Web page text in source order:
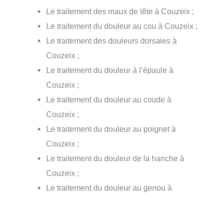
Le traitement des maux de tête à Couzeix ;
Le traitement du douleur au cou à Couzeix ;
Le traitement des douleurs dorsales à
Couzeix ;
Le traitement du douleur à l’épaule à
Couzeix ;
Le traitement du douleur au coude à
Couzeix ;
Le traitement du douleur au poignet à
Couzeix ;
Le traitement du douleur de la hanche à
Couzeix ;
Le traitement du douleur au genou à